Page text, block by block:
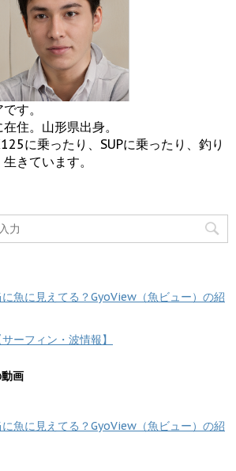
す。
住。山形県出身。
に乗ったり、SUPに乗ったり、釣り
きています。
魚に見えてる？GyoView（魚ビュー）の紹
ーフィン・波情報】
画
魚に見えてる？GyoView（魚ビュー）の紹